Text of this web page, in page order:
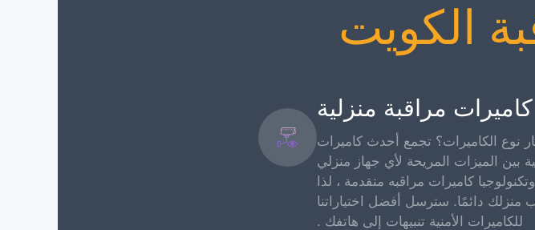
الكويت
كاميرات مراقبة منزلية
نوع الكاميرات؟ تجمع أحدث كاميرات
بين الميزات المريحة لأي جهاز منزلي
كاميرات مراقبه متقدمة ، لذا
منزلك دائمًا. سترسل أفضل اختياراتنا
للكاميرات الأمنية تنبيهات إلى هاتفك .